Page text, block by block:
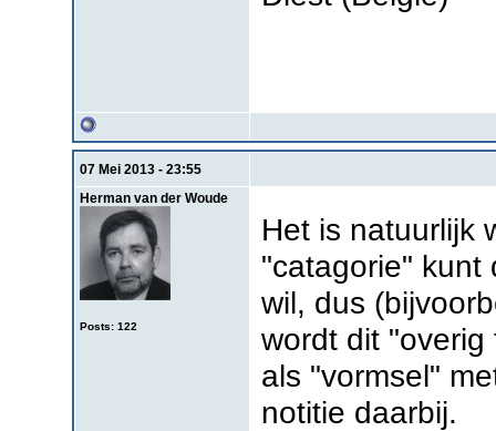
07 Mei 2013 - 23:55
Herman van der Woude
Posts: 122
Het is natuurlijk
"catagorie" kunt
wil, dus
wordt dit
als "vormsel"
notitie daarbij.